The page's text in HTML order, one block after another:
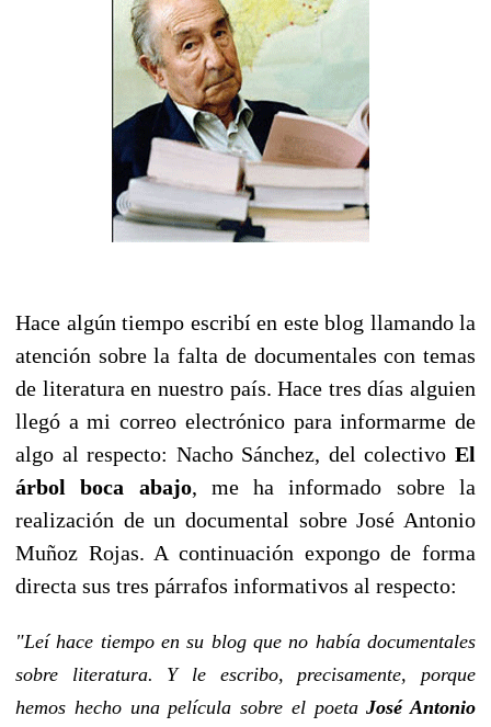
Hace algún tiempo escribí en este blog llamando la
atención sobre la falta de documentales con temas
de literatura en nuestro país. Hace tres días alguien
llegó a mi correo electrónico para informarme de
algo al respecto: Nacho Sánchez, del colectivo El
árbol boca abajo, me ha informado sobre la
realización de un documental sobre José Antonio
Muñoz Rojas. A continuación expongo de forma
directa sus tres párrafos informativos al respecto:
"Leí hace tiempo en su blog que no había documentales
sobre literatura. Y le escribo, precisamente, porque
hemos hecho una película sobre el poetaJosé Antonio